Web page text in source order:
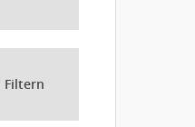
Filtern